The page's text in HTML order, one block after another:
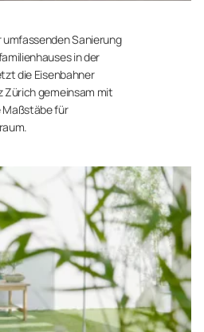
Sanierung
in der
die Eisenbahner
Zürich gemeinsam mit
Maßstäbe für